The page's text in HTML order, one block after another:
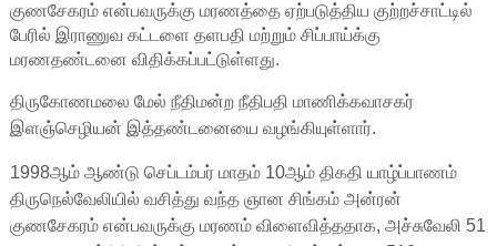
குணசேகரம் என்பவருக்கு மரணத்தை ஏற்படுத்திய குற்றச்சாட்டில்
பேரில் இராணுவ கட்டளை தளபதி மற்றும் சிப்பாய்க்கு
மரணதண்டனை விதிக்கப்பட்டுள்ளது.
திருகோணமலை மேல் நீதிமன்ற நீதிபதி மாணிக்கவாசகர்
இளஞ்செழியன் இத்தண்டனையை வழங்கியுள்ளார்.
1998ஆம் ஆண்டு செப்டம்பர் மாதம் 10ஆம் திகதி யாழ்ப்பாணம்
திருநெல்வேலியில் வசித்து வந்த ஞான சிங்கம் அன்ரன்
குணசேகரம் என்பவருக்கு மரணம் விளைவித்ததாக, அச்சுவேலி 51